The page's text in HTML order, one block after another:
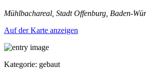
Mühlbachareal, Stadt Offenburg, Baden-
Auf der Karte anzeigen
Kategorie: gebaut